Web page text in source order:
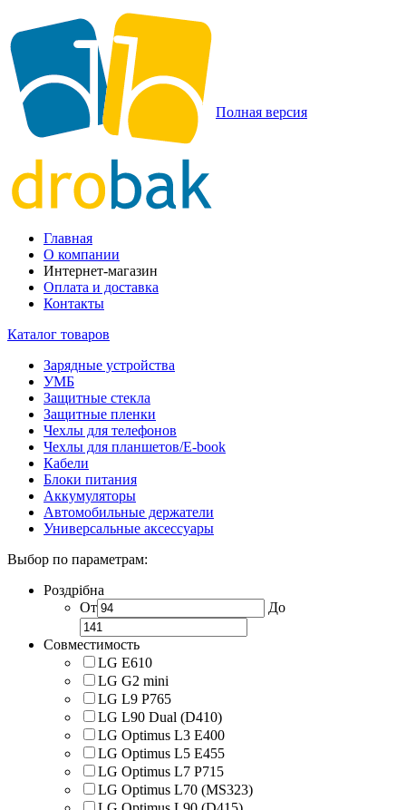
Полная версия
Главная
О компании
Интернет-магазин
Оплата и доставка
Контакты
Каталог товаров
Зарядные устройства
УМБ
Защитные стекла
Защитные пленки
Чехлы для телефонов
Чехлы для планшетов/E-book
Кабели
Блоки питания
Аккумуляторы
Автомобильные держатели
Универсальные аксессуары
Выбор по параметрам:
Роздрібна
От
До
Совместимость
LG E610
LG G2 mini
LG L9 P765
LG L90 Dual (D410)
LG Optimus L3 E400
LG Optimus L5 E455
LG Optimus L7 P715
LG Optimus L70 (MS323)